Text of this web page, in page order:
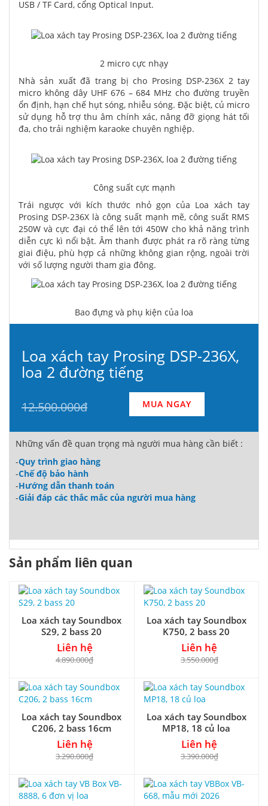
USB / TF Card, cổng Optical Input.
2 micro cực nhạy
Nhà sản xuất đã trang bị cho Prosing DSP-236X 2 tay
micro không dây UHF 676 – 684 MHz cho đường truyền
ổn định, hạn chế hụt sóng, nhiễu sóng. Đặc biệt, củ micro
sử dụng hỗ trợ thu âm chính xác, nâng đỡ giọng hát tối
đa, cho trải nghiệm karaoke chuyên nghiệp.
Công suất cực mạnh
Trái ngược với kích thước nhỏ gọn của Loa xách tay
Prosing DSP-236X là công suất mạnh mẽ, công suất RMS
250W và cực đại có thể lên tới 450W cho khả năng trình
diễn cực kì nổi bật. Âm thanh được phát ra rõ ràng từng
giai điệu, phù hợp cả những không gian rộng, ngoài trời
với số lượng người tham gia đông.
Bao đựng và phụ kiện của loa
Loa xách tay Prosing DSP-236X,
loa 2 đường tiếng
12.500.000đ MUA NGAY
Những vấn đề quan trọng mà người mua hàng cần biết :
-Quy trình giao hàng
-Chế độ bảo hành
-Hướng dẫn thanh toán
-Giải đáp các thắc mắc của người mua hàng
Sản phẩm liên quan
Loa xách tay Soundbox
S29, 2 bass 20
Liên hệ
4.890.000₫
Loa xách tay Soundbox
K750, 2 bass 20
Liên hệ
3.550.000₫
Loa xách tay Soundbox
C206, 2 bass 16cm
Liên hệ
3.290.000₫
Loa xách tay Soundbox
MP18, 18 củ loa
Liên hệ
3.390.000₫